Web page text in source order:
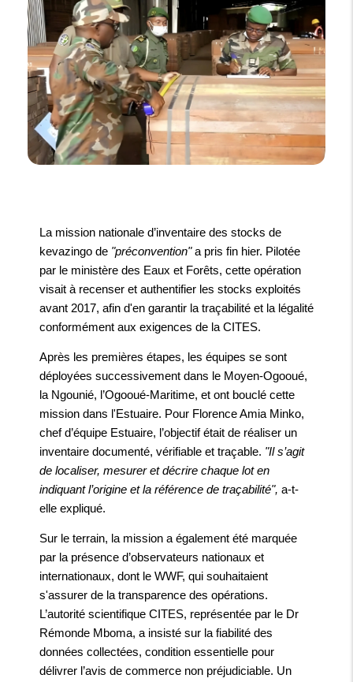
La mission nationale d’inventaire des stocks de
kevazingo de "préconvention"a pris fin hier. Pilotée
par le ministère des Eaux et Forêts, cette opération
visait à recenser et authentifier les stocks exploités
avant 2017, afin d'en garantir la traçabilité et la légalité
conformément aux exigences de la CITES.
Après les premières étapes, les équipes se sont
déployées successivement dans le Moyen-Ogooué,
la Ngounié, l’Ogooué-Maritime, et ont bouclé cette
mission dans l'Estuaire. Pour Florence Amia Minko,
chef d’équipe Estuaire, l’objectif était de réaliser un
inventaire documenté, vérifiable et traçable. "Il s’agit
de localiser, mesurer et décrire chaque lot en
indiquant l’origine et la référence de traçabilité", a-t-
elle expliqué.
Sur le terrain, la mission a également été marquée
par la présence d’observateurs nationaux et
internationaux, dont le WWF, qui souhaitaient
s'assurer de la transparence des opérations.
L’autorité scientifique CITES, représentée par le Dr
Rémonde Mboma, a insisté sur la fiabilité des
données collectées, condition essentielle pour
délivrer l’avis de commerce non préjudiciable. Un